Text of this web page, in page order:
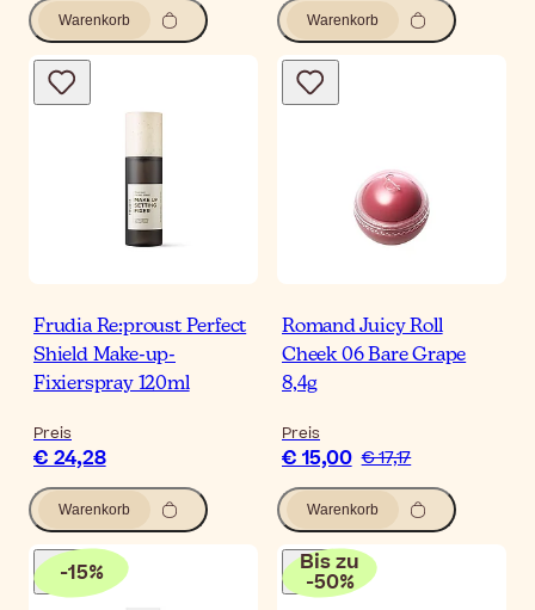
Warenkorb Warenkorb
Frudia Re:proust Perfect
Shield Make-up-
Fixierspray 120ml
Preis
€ 24,28
Warenkorb
Romand Juicy Roll
Cheek 06 Bare Grape
8,4g
Preis
€ 15,00 € 17,17
Warenkorb
-15% Bis zu
-50%